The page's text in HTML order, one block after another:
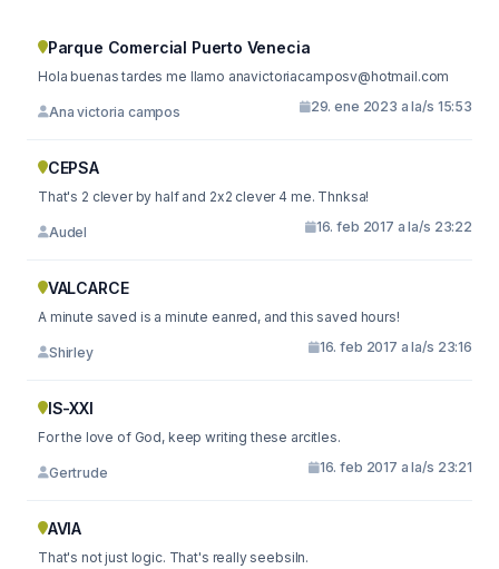
Parque Comercial Puerto Venecia
Hola buenas tardes me llamo anavictoriacamposv@hotmail.com
Ana victoria campos 29. ene 2023 a la/s 15:53
CEPSA
That's 2 clever by half and 2x2 clever 4 me. Thnksa!
Audel 16. feb 2017 a la/s 23:22
VALCARCE
A minute saved is a minute eanred, and this saved hours!
Shirley 16. feb 2017 a la/s 23:16
IS-XXI
For the love of God, keep writing these arcitles.
Gertrude 16. feb 2017 a la/s 23:21
AVIA
That's not just logic. That's really seebsiln.